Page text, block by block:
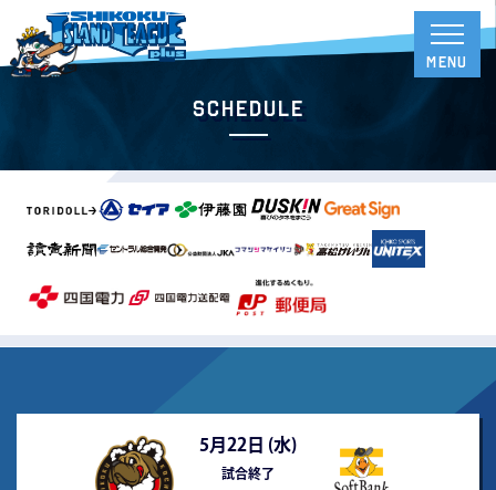
Schedule
5月22日 (水)
試合終了